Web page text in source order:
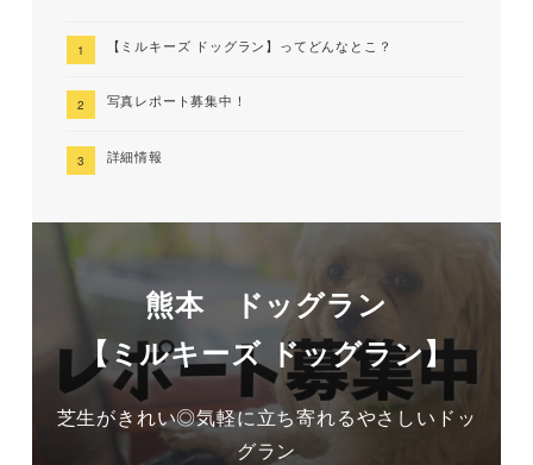
【ミルキーズ ドッグラン】ってどんなとこ？
写真レポート募集中！
詳細情報
熊本 ドッグラン
【ミルキーズ ドッグラン】
芝生がきれい◎気軽に立ち寄れるやさしいドッ
グラン